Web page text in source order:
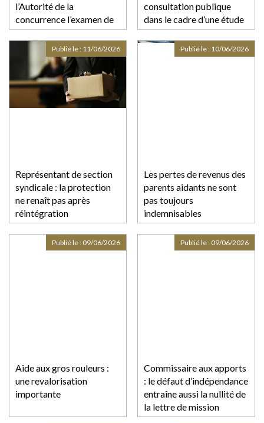
l’Autorité de la
concurrence l’examen de
la création d’une
entreprise commune par
les groupes Auchan et
ITM Entreprises pour
l’exploitation de 167
points de vente de
distribution au détail à
consultation publique
dans le cadre d’une étude
relative aux orientations
informelles en matière de
développement durable
Représentant de section
syndicale : la protection
ne renaît pas après
réintégration
Publié le : 11/06/2026
Les pertes de revenus des
parents aidants ne sont
pas toujours
indemnisables
Publié le : 10/06/2026
Aide aux gros rouleurs :
une revalorisation
importante
Publié le : 09/06/2026
Commissaire aux apports
: le défaut d’indépendance
entraîne aussi la nullité de
la lettre de mission
Publié le : 09/06/2026